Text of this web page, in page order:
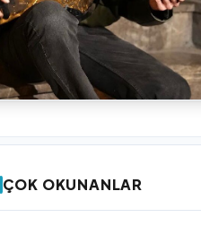
ÇOK OKUNANLAR